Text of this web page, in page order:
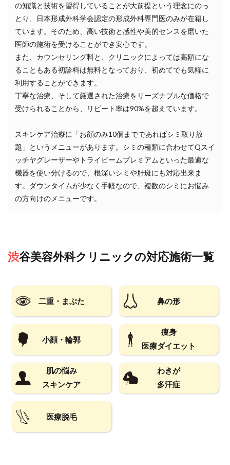
の知識と技術を習得していることが大前提という理念にのっ
とり、日本形成外科学会認定の形成外科専門医のみが在籍し
ています。そのため、高い技術と感性や美的センスを磨いた
医師の施術を受けることができ安心です。
また、カウンセリング料と、クリニックによっては高額にな
ることもある初診料は無料となっており、初めてでも気軽に
利用することができます。
丁寧な治療、そして厳選された治療をリーズナブルな価格で
受けられることから、リピート率は90%を超えています。
スキンケア治療に「お顔のみ10個までであればシミ取り放
題」というメニューがあります。シミの種類に合わせてQスイ
ッチヤグレーザーやトライビームプレミアムといった最適な
機器を使い分けるので、根深いシミや肝斑にも対応出来ま
す。ダウンタイムが少なく手軽なので、複数のシミにお悩み
の方向けのメニューです。
渋谷美容外科クリニックの対応施術一覧
二重・まぶた 鼻の形
小顔・輪郭
痩身
医療ダイエット
肌の悩み
スキンケア
わきが
多汗症
医療脱毛